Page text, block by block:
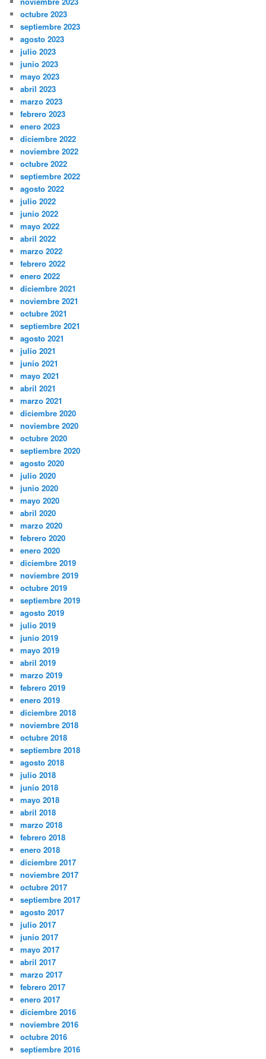
octubre 2023
septiembre 2023
agosto 2023
julio 2023
junio 2023
mayo 2023
abril 2023
marzo 2023
febrero 2023
enero 2023
diciembre 2022
noviembre 2022
octubre 2022
septiembre 2022
agosto 2022
julio 2022
junio 2022
mayo 2022
abril 2022
marzo 2022
febrero 2022
enero 2022
diciembre 2021
noviembre 2021
octubre 2021
septiembre 2021
agosto 2021
julio 2021
junio 2021
mayo 2021
abril 2021
marzo 2021
diciembre 2020
noviembre 2020
octubre 2020
septiembre 2020
agosto 2020
julio 2020
junio 2020
mayo 2020
abril 2020
marzo 2020
febrero 2020
enero 2020
diciembre 2019
noviembre 2019
octubre 2019
septiembre 2019
agosto 2019
julio 2019
junio 2019
mayo 2019
abril 2019
marzo 2019
febrero 2019
enero 2019
diciembre 2018
noviembre 2018
octubre 2018
septiembre 2018
agosto 2018
julio 2018
junio 2018
mayo 2018
abril 2018
marzo 2018
febrero 2018
enero 2018
diciembre 2017
noviembre 2017
octubre 2017
septiembre 2017
agosto 2017
julio 2017
junio 2017
mayo 2017
abril 2017
marzo 2017
febrero 2017
enero 2017
diciembre 2016
noviembre 2016
octubre 2016
septiembre 2016